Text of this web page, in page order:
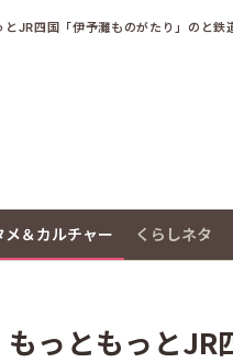
JR四国「伊予灘ものがたり」のと鉄
メ＆カルチャー くらしネタ
っともっとJR